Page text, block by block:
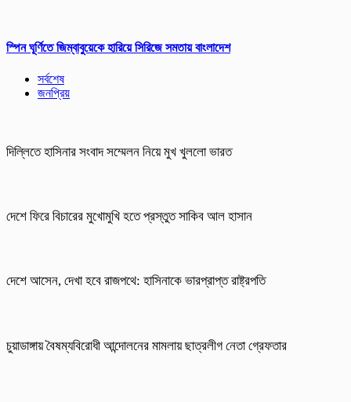
স্পিন ঘূর্ণিতে জিম্বাবুয়েকে হারিয়ে সিরিজে সমতায় বাংলাদেশ
সর্বশেষ
জনপ্রিয়
দিল্লিতে হাসিনার সংবাদ সম্মেলন নিয়ে মুখ খুললো ভারত
দেশে ফিরে বিচারের মুখোমুখি হতে প্রস্তুত সাকিব আল হাসান
দেশে আসেন, দেখা হবে রাজপথে: হাসিনাকে ভারপ্রাপ্ত রাষ্ট্রপতি
চুয়াডাঙ্গায় বৈষম্যবিরোধী আন্দোলনের মামলায় ছাত্রলীগ নেতা গ্রেফতার